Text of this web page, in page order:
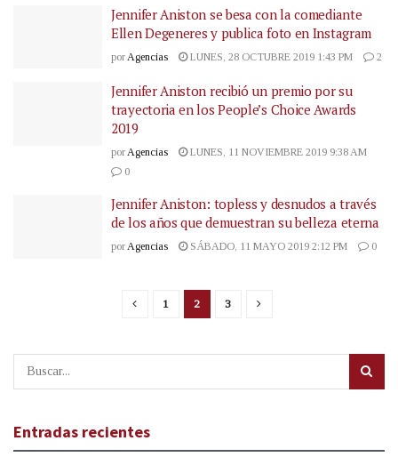
Jennifer Aniston se besa con la comediante
Ellen Degeneres y publica foto en Instagram
por Agencias LUNES, 28 OCTUBRE 2019 1:43 PM 2
Jennifer Aniston recibió un premio por su
trayectoria en los People’s Choice Awards
2019
porAgencias
LUNES, 11 NOVIEMBRE 2019 9:38 AM
0
Jennifer Aniston: topless y desnudos a través
de los años que demuestran su belleza eterna
porAgencias SÁBADO, 11 MAYO 2019 2:12 PM 0
1 2 3
Entradas recientes